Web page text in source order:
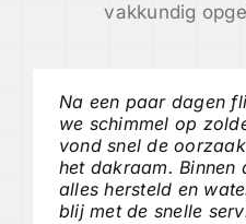
vakkundig
Na een paar dagen
we schimmel op
vond snel de
het dakraam. Binnen
alles hersteld en
blij met de snelle